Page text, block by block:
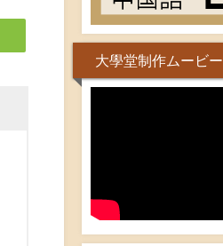
大學堂制作ムービー